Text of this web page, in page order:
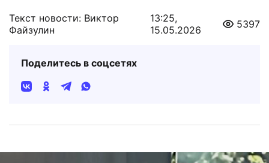
Текст новости: Виктор
Файзулин
13:25,
15.05.2026
5397
Поделитесь в соцсетях